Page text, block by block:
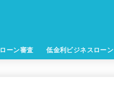
ーン審査 低金利ビジネスローン